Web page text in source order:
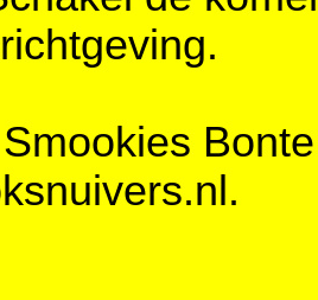
Smookies